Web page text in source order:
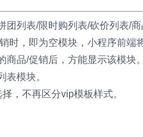
列表/限时购列表/砍价列表/商
时，即为空模块，小程序前端
商品/促销后，方能显示该模块。
模块。
，不再区分vip模板样式。